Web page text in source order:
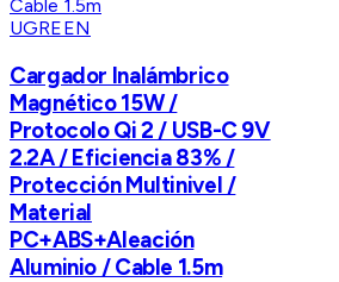
UGREEN
Cargador Inalámbrico
Magnético 15W /
Protocolo Qi 2 / USB-C 9V
2.2A / Eficiencia 83% /
Protección Multinivel /
Material
PC+ABS+Aleación
Aluminio / Cable 1.5m